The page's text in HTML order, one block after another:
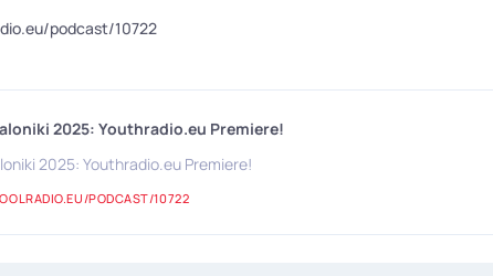
podcast/10722
2025: Youthradio.eu Premiere!
2025: Youthradio.eu Premiere!
PODCAST/10722